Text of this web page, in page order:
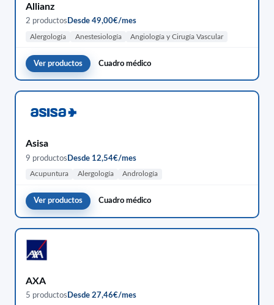
Allianz
2 productos Desde 49,00€/mes
Alergología Anestesiología Angiología y Cirugía Vascular
Ver productos Cuadro médico
Asisa
9 productos Desde 12,54€/mes
Acupuntura Alergología Andrología
Ver productos Cuadro médico
AXA
5 productos Desde 27,46€/mes